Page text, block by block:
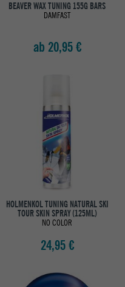
BEAVER WAX TUNING 155G BARS
DAMFAST
ab 20,95 €
HOLMENKOL TUNING NATURAL SKI
TOUR SKIN SPRAY (125ML)
NO COLOR
24,95 €